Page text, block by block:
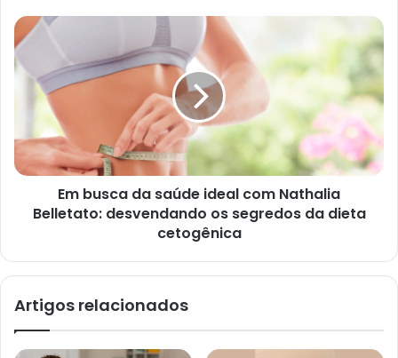
Em busca da saúde ideal com Nathalia
Belletato: desvendando os segredos da dieta
cetogênica
Artigos relacionados